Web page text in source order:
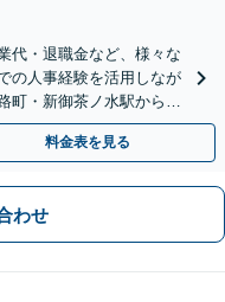
代・退職金など、様々な
の人事経験を活用しなが
町・新御茶ノ水駅から約
料金表を見る
わせ